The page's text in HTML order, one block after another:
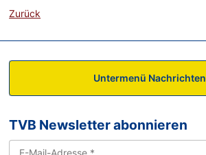
Zurück
Untermenü Nachrichten
TVB Newsletter abonnieren